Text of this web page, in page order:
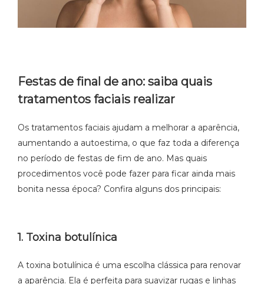
Festas de final de ano: saiba quais
tratamentos faciais realizar
Os tratamentos faciais ajudam a melhorar a aparência,
aumentando a autoestima, o que faz toda a diferença
no período de festas de fim de ano. Mas quais
procedimentos você pode fazer para ficar ainda mais
bonita nessa época? Confira alguns dos principais:
1. Toxina botulínica
A toxina botulínica é uma escolha clássica para renovar
a aparência. Ela é perfeita para suavizar rugas e linhas